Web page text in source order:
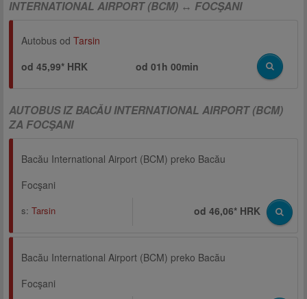
INTERNATIONAL AIRPORT (BCM) ↔ FOCŞANI
Autobus od Tarsin
od 45,99* HRK
od01h 00min
AUTOBUS IZ BACĂU INTERNATIONAL AIRPORT (BCM)
ZA FOCŞANI
Bacău International Airport (BCM) preko Bacău
Focşani
s: Tarsin od 46,06* HRK
Bacău International Airport (BCM) preko Bacău
Focşani